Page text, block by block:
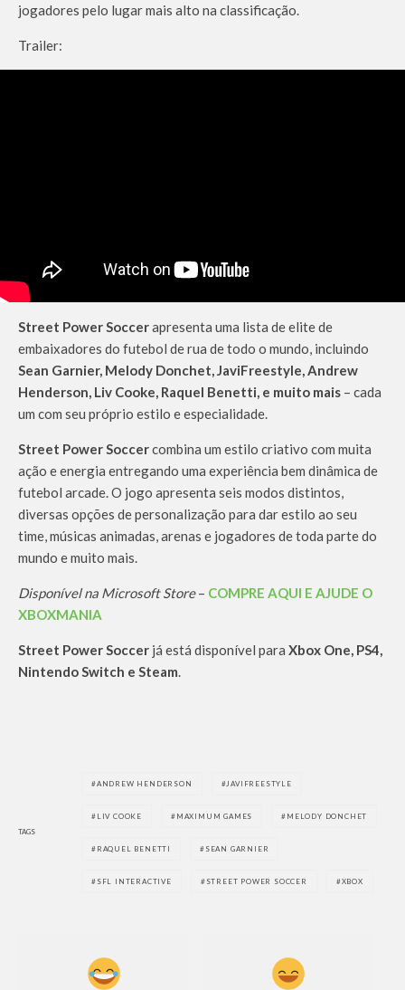
jogadores pelo lugar mais alto na classificação.
Trailer:
Street Power Soccerapresenta uma lista de elite de
embaixadores do futebol de rua de todo o mundo, incluindo
Sean Garnier, Melody Donchet, JaviFreestyle, Andrew
Henderson, Liv Cooke, Raquel Benetti, e muito mais – cada
um com seu próprio estilo e especialidade.
Street Power Soccercombina um estilo criativo com muita
ação e energia entregando uma experiência bem dinâmica de
futebol arcade. O jogo apresenta seis modos distintos,
diversas opções de personalização ​​para dar estilo ao seu
time, músicas animadas, arenas e jogadores de toda parte do
mundo e muito mais.
Disponível na Microsoft Store– COMPRE AQUI E AJUDE O
XBOXMANIA
Street Power Soccer já está disponível para Xbox One, PS4,
Nintendo Switch e Steam.
TAGS
ANDREW HENDERSON JAVIFREESTYLE
LIV COOKE MAXIMUM GAMES MELODY DONCHET
RAQUEL BENETTI SEAN GARNIER
SFL INTERACTIVE STREET POWER SOCCER XBOX